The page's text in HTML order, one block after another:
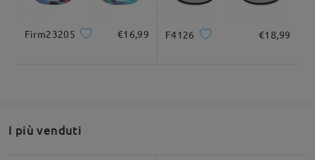
Firm23205 €16,99 F4126 €18,99
I più venduti